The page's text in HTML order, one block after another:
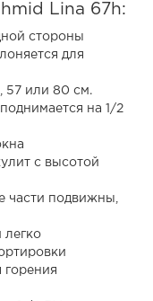
Lina 67h:
стороны
для
57 или 80 см.
на 1/2
с высотой
части подвижны,
легко
горения